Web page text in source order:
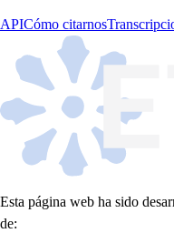
APICómo citarnos
Esta página web ha sido
de: